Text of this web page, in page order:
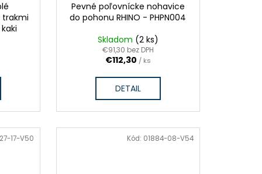
trakmi
kaki
Pevné poľovnícke nohavice
do pohonu RHINO - PHPN004
Skladom (2 ks)
€91,30 bez DPH
€112,30 / ks
DETAIL
17-V50 Kód: 01884-08-V54